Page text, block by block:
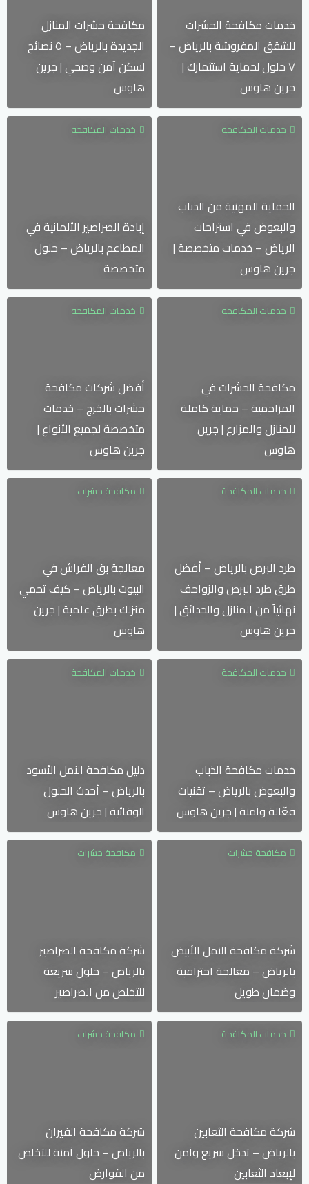
خدمات مكافحة الحشرات
للشقق المفروشة بالرياض –
٧ حلول لحماية استثمارك |
جرين هاوس
مكافحة حشرات المنازل
الجديدة بالرياض – ٥ نصائح
لسكن آمن وصحي | جرين
هاوس
خدمات المكافحة
الحماية المهنية من الذباب
والبعوض في استراحات
الرياض – خدمات متخصصة |
جرين هاوس
خدمات المكافحة
إبادة الصراصير الألمانية في
المطاعم بالرياض – حلول
متخصصة
خدمات المكافحة
مكافحة الحشرات في
المزاحمية – حماية كاملة
للمنازل والمزارع | جرين
هاوس
خدمات المكافحة
أفضل شركات مكافحة
حشرات بالخرج – خدمات
متخصصة لجميع الأنواع |
جرين هاوس
خدمات المكافحة
طرد البرص بالرياض – أفضل
طرق طرد البرص والزواحف
نهائياً من المنازل والحدائق |
جرين هاوس
مكافحة حشرات
معالجة بق الفراش في
البيوت بالرياض – كيف تحمي
منزلك بطرق علمية | جرين
هاوس
خدمات المكافحة
خدمات مكافحة الذباب
والبعوض بالرياض – تقنيات
فعّالة وآمنة | جرين هاوس
خدمات المكافحة
دليل مكافحة النمل الأسود
بالرياض – أحدث الحلول
الوقائية | جرين هاوس
مكافحة حشرات
شركة مكافحة النمل الأبيض
بالرياض – معالجة احترافية
وضمان طويل
مكافحة حشرات
شركة مكافحة الصراصير
بالرياض – حلول سريعة
للتخلص من الصراصير
خدمات المكافحة
شركة مكافحة الثعابين
بالرياض – تدخل سريع وآمن
لإبعاد الثعابين
مكافحة حشرات
شركة مكافحة الفيران
بالرياض – حلول آمنة للتخلص
من القوارض